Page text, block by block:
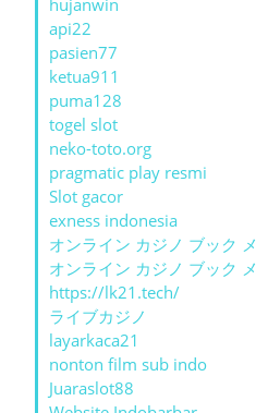
hujanwin
api22
pasien77
ketua911
puma128
togel slot
neko-toto.org
pragmatic play resmi
Slot gacor
exness indonesia
オンライン カジノ ブック
オンライン カジノ ブック
https://lk21.tech/
ライブカジノ
layarkaca21
nonton film sub indo
Juaraslot88